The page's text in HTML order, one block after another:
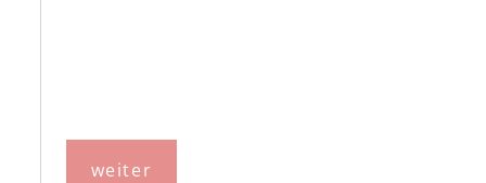
weiter